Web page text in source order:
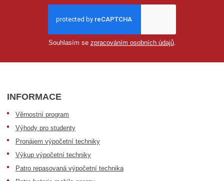
Souhlasím se zpracováním osobních údajů.
INFORMACE
Věrnostní program
Výhody pro studenty
Pronájem výpočetní techniky
Výkup výpočetní techniky
Patro repasovaná výpočetní technika